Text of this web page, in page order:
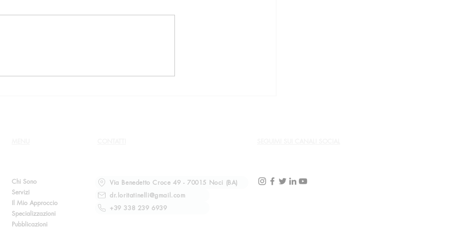
Intervista per il
Magazine
Chi Sono
Servizi
Il Mio Approccio
Specializzazioni
Pubblicazioni
Via Benedetto Croce 49 - 70015 Noci (BA)
dr.loritatinelli@gmail.com
+39 338 239 6939